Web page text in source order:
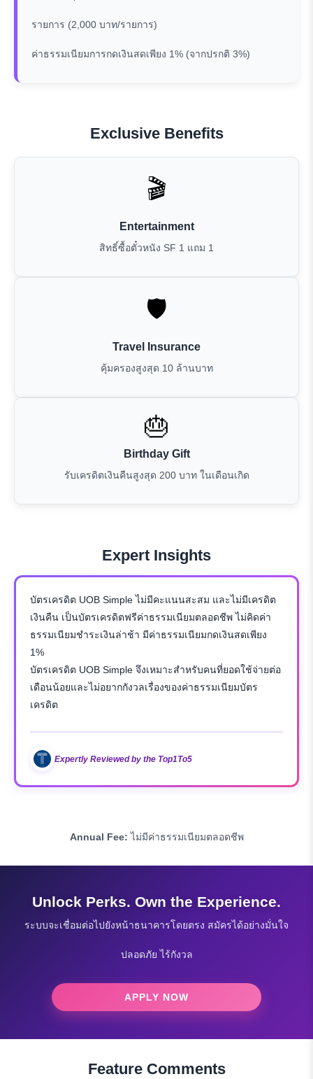
รายการ (2,000 บาท/รายการ)
ค่าธรรมเนียมการกดเงินสดเพียง 1% (จากปรกติ 3%)
Exclusive Benefits
🎬
Entertainment
สิทธิ์ซื้อตั๋วหนัง SF 1 แถม 1
🛡️
Travel Insurance
คุ้มครองสูงสุด 10 ล้านบาท
🎂
Birthday Gift
รับเครดิตเงินคืนสูงสุด 200 บาท ในเดือนเกิด
Expert Insights
บัตรเครดิต UOB Simple ไม่มีคะแนนสะสม และไม่มีเครดิต
เงินคืน เป็นบัตรเครดิตฟรีค่าธรรมเนียมตลอดชีพ ไม่คิดค่า
ธรรมเนียมชำระเงินล่าช้า มีค่าธรรมเนียมกดเงินสดเพียง
1%
บัตรเครดิต UOB Simple จึงเหมาะสำหรับคนที่ยอดใช้จ่ายต่อ
เดือนน้อยและไม่อยากกังวลเรื่องของค่าธรรมเนียมบัตร
เครดิต
Expertly Reviewed by the Top1To5
Annual Fee: ไม่มีค่าธรรมเนียมตลอดชีพ
Unlock Perks. Own the Experience.
ระบบจะเชื่อมต่อไปยังหน้าธนาคารโดยตรง สมัครได้อย่างมั่นใจ
ปลอดภัย ไร้กังวล
APPLY NOW
Feature Comments